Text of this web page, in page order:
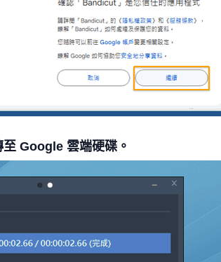
Google 雲端硬碟。